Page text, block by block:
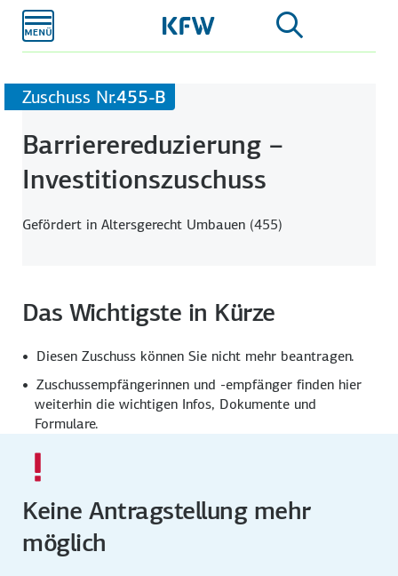
Hauptinhalt
Zuschuss Nr.455-B
Barriere­reduzierung –
Investitions­zuschuss
Gefördert in Altersgerecht Umbauen (455)
Das Wichtigste in Kürze
Diesen Zuschuss können Sie nicht mehr beantragen.
Zuschuss­empfängerinnen und -empfänger finden hier
weiterhin die wichtigen Infos, Dokumente und
Formulare.
Keine Antragstellung mehr
möglich